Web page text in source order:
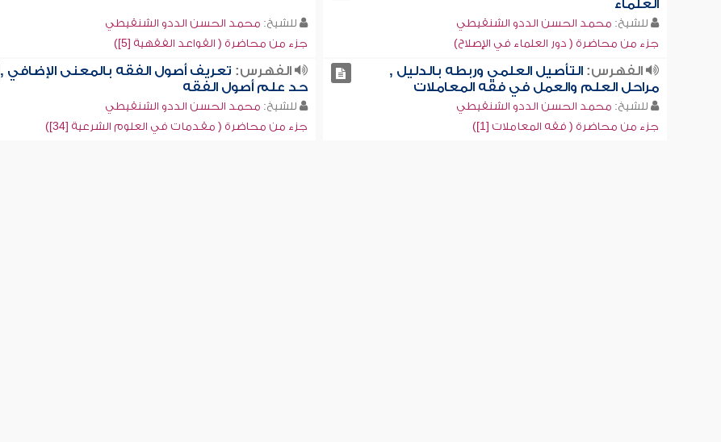
العلماء
للشيخ: محمد الحسن الددو الشنقيطي
جزء من محاضرة ( دور العلماء في الإصلاح)
للشيخ: محمد الحسن الددو الشنقيطي
جزء من محاضرة ( القواعد الفقهية [5])
الفهرس:التأصيل العلمي وربطه بالدليل ,
مراحل العلم والعمل في فقه المعاملات
للشيخ: محمد الحسن الددو الشنقيطي
جزء من محاضرة ( فقه المعاملات [1])
الفهرس: تعريف أصول الفقه بالمعنى الإضافي ,
حد علم أصول الفقه
للشيخ: محمد الحسن الددو الشنقيطي
جزء من محاضرة ( مقدمات في العلوم الشرعية [34])